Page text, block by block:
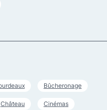
Bûcheronage
Château Cinémas